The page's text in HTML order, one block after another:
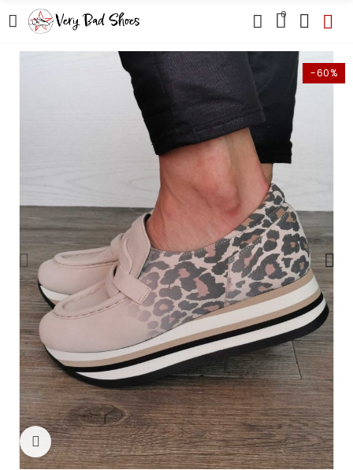
0
-60%
Click to enlarge